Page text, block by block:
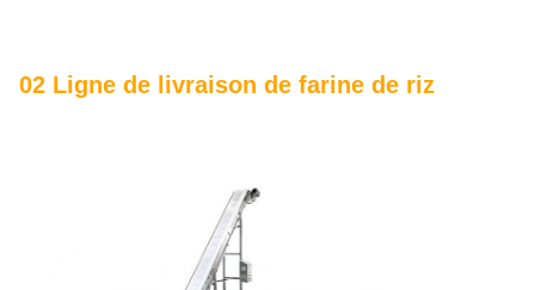
02 Ligne de livraison de farine de riz